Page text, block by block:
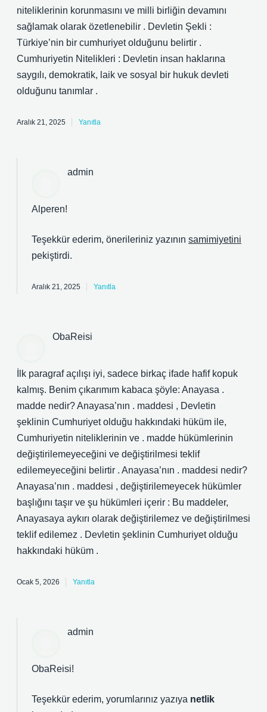
niteliklerinin korunmasını ve milli birliğin devamını
sağlamak olarak özetlenebilir . Devletin Şekli :
Türkiye’nin bir cumhuriyet olduğunu belirtir .
Cumhuriyetin Nitelikleri : Devletin insan haklarına
saygılı, demokratik, laik ve sosyal bir hukuk devleti
olduğunu tanımlar .
Aralık 21, 2025 Yanıtla
admin
Alperen!
Teşekkür ederim, önerileriniz yazının samimiyetini
pekiştirdi.
Aralık 21, 2025 Yanıtla
ObaReisi
İlk paragraf açılışı iyi, sadece birkaç ifade hafif kopuk
kalmış. Benim çıkarımım kabaca şöyle: Anayasa .
madde nedir? Anayasa’nın . maddesi , Devletin
şeklinin Cumhuriyet olduğu hakkındaki hüküm ile,
Cumhuriyetin niteliklerinin ve . madde hükümlerinin
değiştirilemeyeceğini ve değiştirilmesi teklif
edilemeyeceğini belirtir . Anayasa’nın . maddesi nedir?
Anayasa’nın . maddesi , değiştirilemeyecek hükümler
başlığını taşır ve şu hükümleri içerir : Bu maddeler,
Anayasaya aykırı olarak değiştirilemez ve değiştirilmesi
teklif edilemez . Devletin şeklinin Cumhuriyet olduğu
hakkındaki hüküm .
Ocak 5, 2026 Yanıtla
admin
ObaReisi!
Teşekkür ederim, yorumlarınız yazıya netlik